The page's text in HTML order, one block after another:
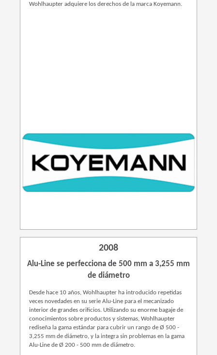
Wohlhaupter adquiere los derechos de la marca Koyemann.
2008
Alu-Line se perfecciona de 500 mm a 3,255 mm
de diámetro
Desde hace 10 años, Wohlhaupter ha introducido repetidas
veces novedades en su serie Alu-Line para el mecanizado
interior de grandes orificios. Utilizando su enorme bagaje de
conocimientos sobre productos y sistemas, Wohlhaupter
rediseña la gama estándar para cubrir un rango de Ø 500 -
3,255 mm de diámetro, y la integra sin problemas en la gama
Alu-Line de Ø 200 - 500 mm de diámetro.